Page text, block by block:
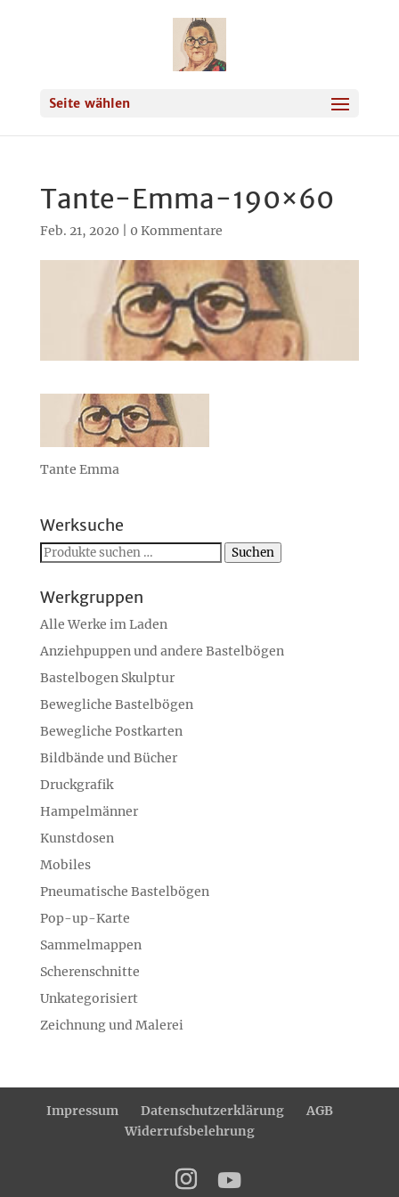
Seite wählen
Tante-Emma-190×60
Feb. 21, 2020 0 Kommentare
Tante Emma
Werksuche
Suchen
Suchen
Werkgruppen
Alle Werke im Laden
Anziehpuppen und andere Bastelbögen
Bastelbogen Skulptur
Bewegliche Bastelbögen
Bewegliche Postkarten
Bildbände und Bücher
Druckgrafik
Hampelmänner
Kunstdosen
Mobiles
Pneumatische Bastelbögen
Pop-up-Karte
Sammelmappen
Scherenschnitte
Unkategorisiert
Zeichnung und Malerei
Impressum Datenschutzerklärung
AGB
Widerrufsbelehrung